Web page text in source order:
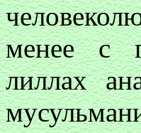
менее с
лиллах